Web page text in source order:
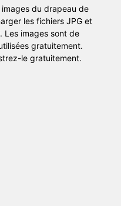
du drapeau de
les fichiers JPG et
Les images sont de
gratuitement.
le gratuitement.